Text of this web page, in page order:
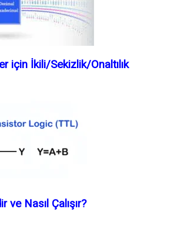
için İkili/Sekizlik/Onaltılık
ve Nasıl Çalışır?